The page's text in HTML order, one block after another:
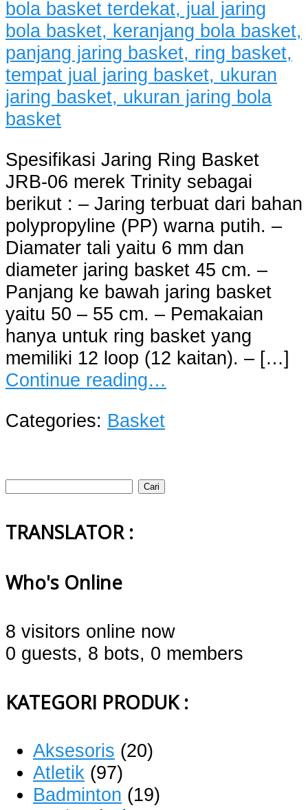
Spesifikasi Jaring Ring Basket
JRB-06 merek Trinity sebagai
berikut : – Jaring terbuat dari bahan
polypropyline (PP) warna putih. –
Diamater tali yaitu 6 mm dan
diameter jaring basket 45 cm. –
Panjang ke bawah jaring basket
yaitu 50 – 55 cm. – Pemakaian
hanya untuk ring basket yang
memiliki 12 loop (12 kaitan). – […]
Continue reading…
Categories: Basket
Cari
TRANSLATOR :
Who's Online
8 visitors online now
0 guests, 8 bots, 0 members
KATEGORI PRODUK :
Aksesoris (20)
Atletik (97)
Badminton (19)